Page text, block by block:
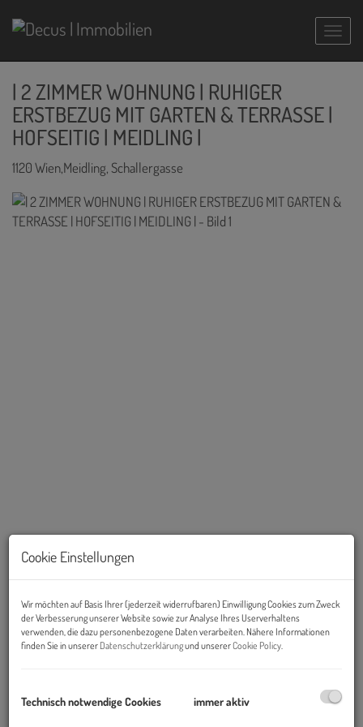
| 2 ZIMMER WOHNUNG | RUHIGER
ERSTBEZUG MIT GARTEN & TERRASSE |
HOFSEITIG | MEIDLING |
1120 Wien,Meidling, Schallergasse
Beschreibung
Stilaltbau neu gedacht. Bezugsfertiges
Im 12. Bezirk wurde ein klassisches Wiener Zinshaus mit viel
Cookie Einstellungen
Wir möchten auf Basis Ihrer (jederzeit widerrufbaren) Einwilligung Cookies zum Zweck
der Verbesserung unserer Website sowie zur Analyse Ihres Userverhaltens
verwenden, die dazu personenbezogene Daten verarbeiten. Nähere Informationen
finden Sie in unserer Datenschutzerklärungund unsererCookie Policy
Technisch notwendige Cookies immer aktiv